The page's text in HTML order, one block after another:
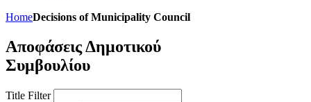
HomeDecisions of Municipality Council
Αποφάσεις Δημοτικού
Συμβουλίου
Title Filter